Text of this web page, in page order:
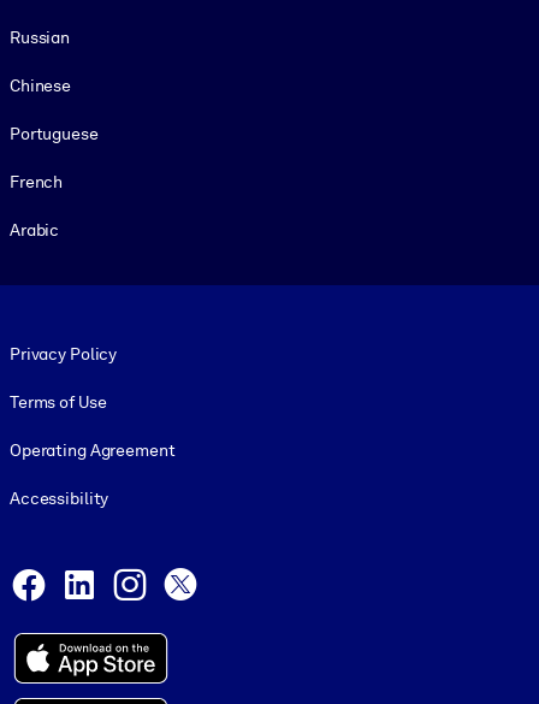
Russian
Chinese
Portuguese
French
Arabic
Privacy Policy
Terms of Use
Operating Agreement
Accessibility
Facebook
LinkedInInstagram